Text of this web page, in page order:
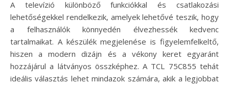
A televízió különböző funkciókkal és csatlakozási
lehetőségekkel rendelkezik, amelyek lehetővé teszik, hogy
a felhasználók könnyedén élvezhessék kedvenc
tartalmaikat. A készülék megjelenése is figyelemfelkeltő,
hiszen a modern dizájn és a vékony keret egyaránt
hozzájárul a látványos összképhez. A TCL 75C855 tehát
ideális választás lehet mindazok számára, akik a legjobbat